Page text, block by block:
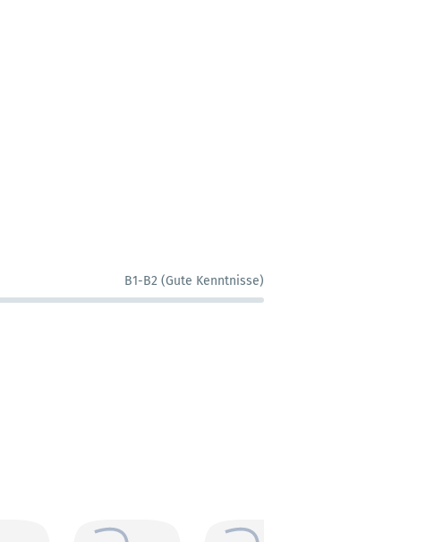
B1-B2 (Gute Kenntnisse)